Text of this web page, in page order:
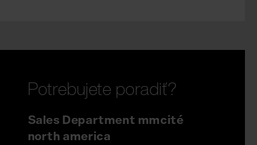
Potrebujete poradiť?
Sales Department mmcité
north america